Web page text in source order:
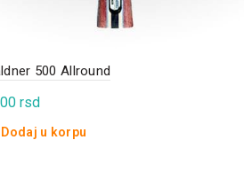
500 Allround
rsd
Dodaj u korpu